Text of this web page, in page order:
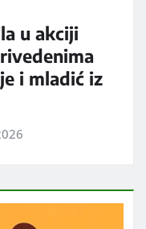
u akciji
i mladić iz